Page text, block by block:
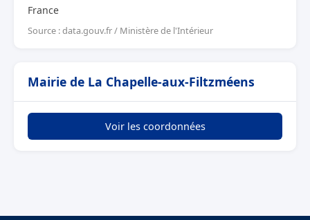
France
Source : data.gouv.fr / Ministère de l'Intérieur
Mairie de La Chapelle-aux-Filtzméens
Voir les coordonnées